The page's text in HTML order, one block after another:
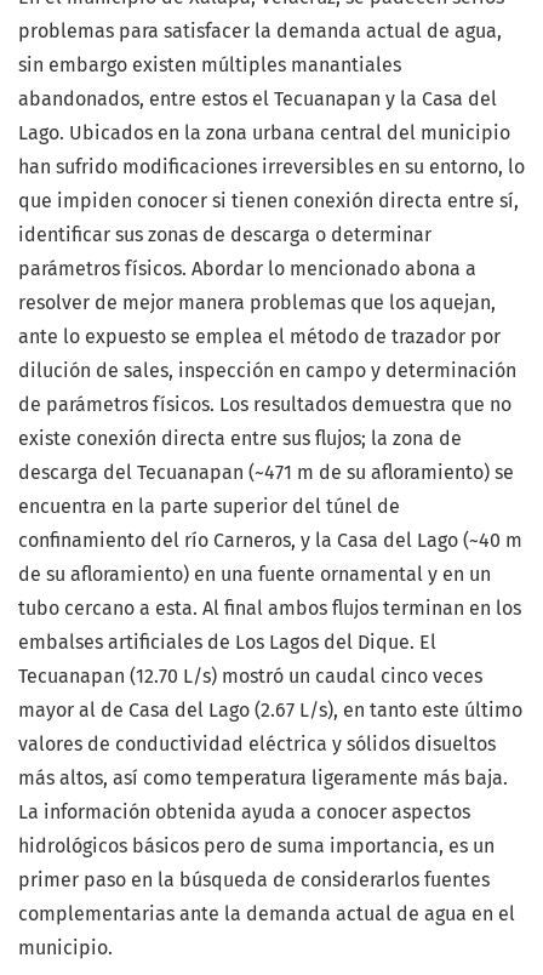
problemas para satisfacer la demanda actual de agua,
sin embargo existen múltiples manantiales
abandonados, entre estos el Tecuanapan y la Casa del
Lago. Ubicados en la zona urbana central del municipio
han sufrido modificaciones irreversibles en su entorno, lo
que impiden conocer si tienen conexión directa entre sí,
identificar sus zonas de descarga o determinar
parámetros físicos. Abordar lo mencionado abona a
resolver de mejor manera problemas que los aquejan,
ante lo expuesto se emplea el método de trazador por
dilución de sales, inspección en campo y determinación
de parámetros físicos. Los resultados demuestra que no
existe conexión directa entre sus flujos; la zona de
descarga del Tecuanapan (~471 m de su afloramiento) se
encuentra en la parte superior del túnel de
confinamiento del río Carneros, y la Casa del Lago (~40 m
de su afloramiento) en una fuente ornamental y en un
tubo cercano a esta. Al final ambos flujos terminan en los
embalses artificiales de Los Lagos del Dique. El
Tecuanapan (12.70 L/s) mostró un caudal cinco veces
mayor al de Casa del Lago (2.67 L/s), en tanto este último
valores de conductividad eléctrica y sólidos disueltos
más altos, así como temperatura ligeramente más baja.
La información obtenida ayuda a conocer aspectos
hidrológicos básicos pero de suma importancia, es un
primer paso en la búsqueda de considerarlos fuentes
complementarias ante la demanda actual de agua en el
municipio.